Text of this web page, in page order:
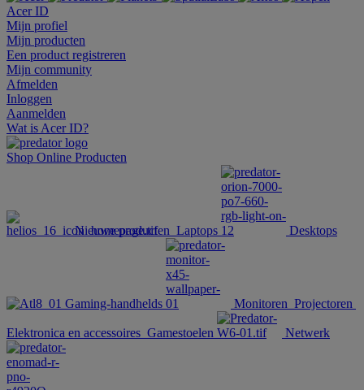
Acer ID
Mijn profiel
Mijn producten
Een product registreren
Mijn community
Afmelden
Inloggen
Aanmelden
Wat is Acer ID?
Shop Online Producten
Nieuwe producten Laptops Desktops
Gaming-handhelds Monitoren Projectoren
Elektronica en accessoires Gamestoelen Netwerk